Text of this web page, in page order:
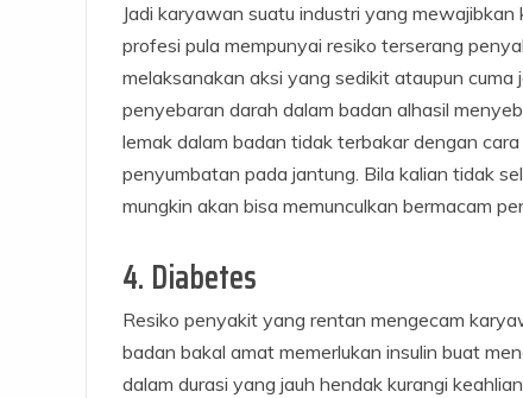
Jadi karyawan suatu industri yang
profesi pula mempunyai resiko terserang
melaksanakan aksi yang sedikit ataupun
penyebaran darah dalam badan alhasil
lemak dalam badan tidak terbakar dengan
penyumbatan pada jantung. Bila kalian tidak
mungkin akan bisa memunculkan bermacam
4. Diabetes
Resiko penyakit yang rentan mengecam
badan bakal amat memerlukan insulin buat
dalam durasi yang jauh hendak kurangi